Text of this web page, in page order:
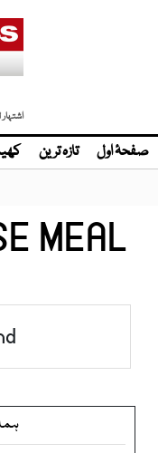
اشتہار
صفحۂ اول تازہ ترین
MEAL